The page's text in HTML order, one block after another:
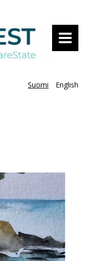
VALIKKO
Suomi
English